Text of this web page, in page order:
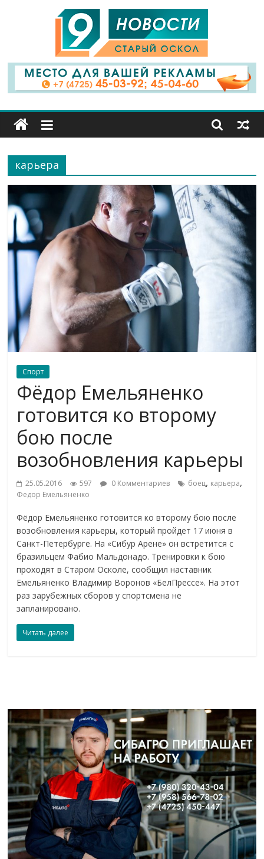
9
Канал
Старый
Оскол
карьера
Спорт
Фёдор Емельяненко
готовится ко второму
бою после
возобновления карьеры
25.05.2016 597 0 Комментариев боец, карьера,
Федор Емельяненко
Фёдор Емельяненко готовится ко второму бою после
возобновления карьеры, который пройдет 17 июня в
Санкт-Петербурге. На «Сибур Арене» он встретится с
бразильцем Фабио Мальдонадо. Тренировки к бою
проходят в Старом Осколе, сообщил наставник
Емельяненко Владимир Воронов «БелПрессе». На этот
раз зарубежных сборов у спортсмена не
запланировано.
Читать далее